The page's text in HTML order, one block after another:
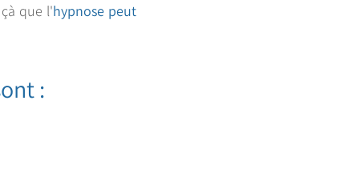
que l'hypnose peut
: